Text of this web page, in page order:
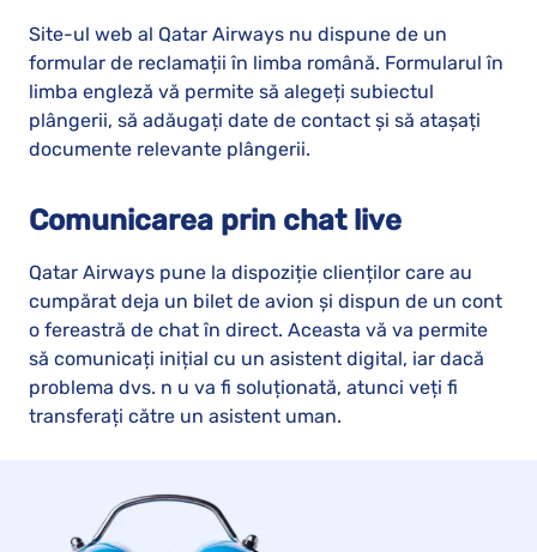
Site-ul web al Qatar Airways nu dispune de un
formular de reclamații în limba română. Formularul în
limba engleză vă permite să alegeți subiectul
plângerii, să adăugați date de contact și să atașați
documente relevante plângerii.
Comunicarea prin chat live
Qatar Airways pune la dispoziție clienților care au
cumpărat deja un bilet de avion și dispun de un cont
o fereastră de chat în direct. Aceasta vă va permite
să comunicați inițial cu un asistent digital, iar dacă
problema dvs. n u va fi soluționată, atunci veți fi
transferați către un asistent uman.